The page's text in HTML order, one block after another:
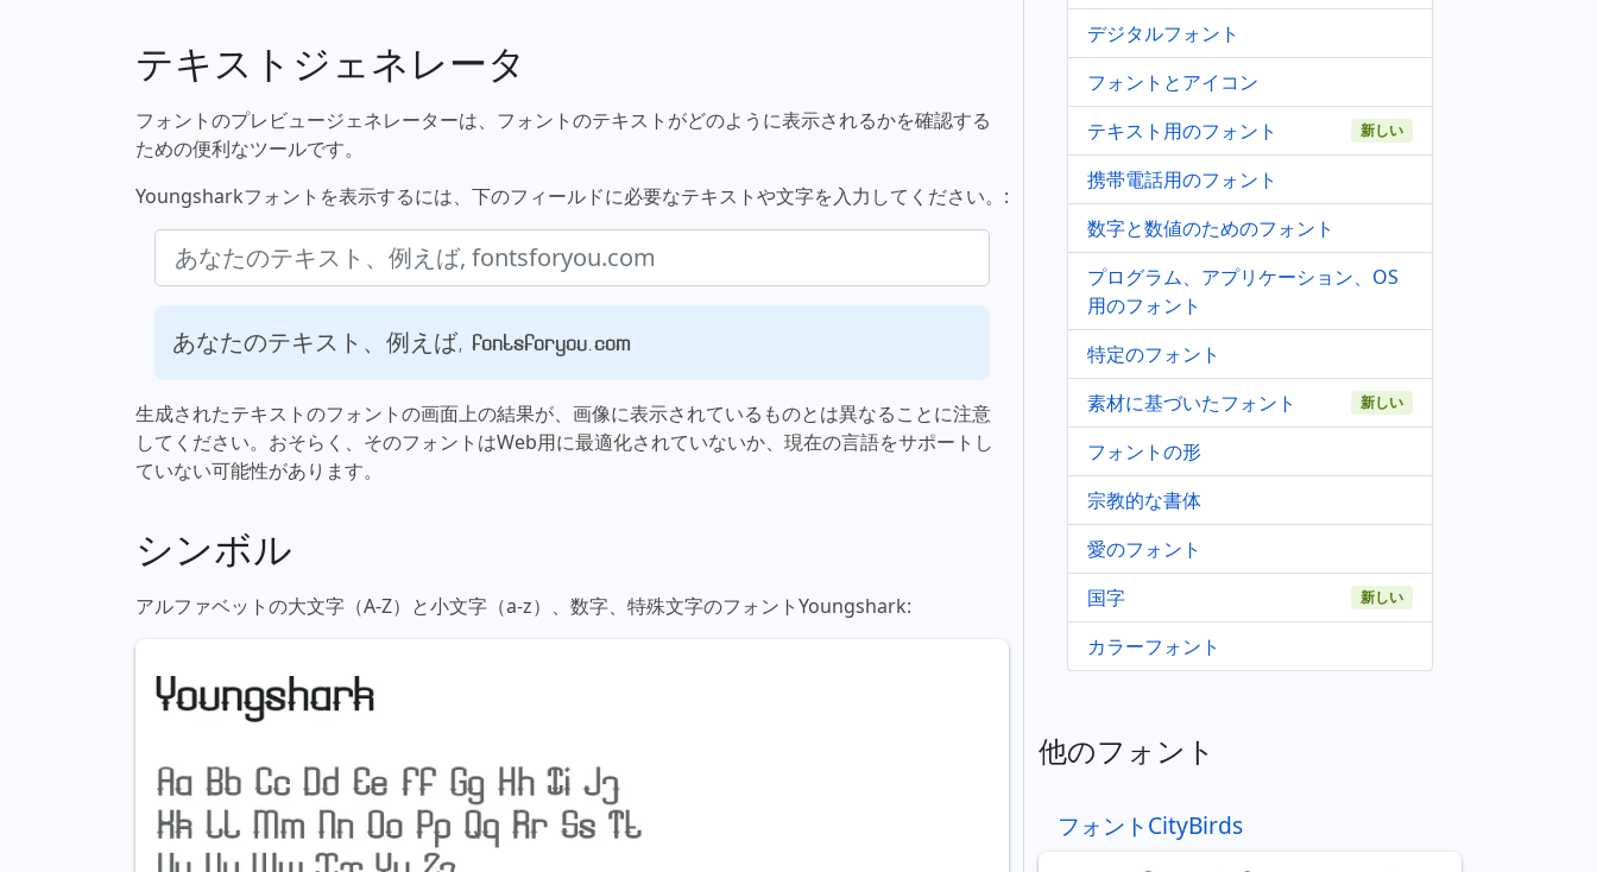
テキストジェネレータ
フォントのプレビュージェネレーターは、フォントのテキストがどのように表示されるかを確認する
ための便利なツールです。
Youngsharkフォントを表示するには、下のフィールドに必要なテキストや文字を入力してください。:
あなたのテキスト、例えば, fontsforyou.com
生成されたテキストのフォントの画面上の結果が、画像に表示されているものとは異なることに注意
してください。おそらく、そのフォントはWeb用に最適化されていないか、現在の言語をサポートし
ていない可能性があります。
シンボル
アルファベットの大文字（A-Z）と小文字（a-z）、数字、特殊文字のフォントYoungshark:
デジタルフォント
フォントとアイコン
テキスト用のフォント
新しい
携帯電話用のフォント
数字と数値のためのフォント
プログラム、アプリケーション、OS
用のフォント
特定のフォント
素材に基づいたフォント
新しい
フォントの形
宗教的な書体
愛のフォント
国字
新しい
カラーフォント
他のフォント
フォントCityBirds